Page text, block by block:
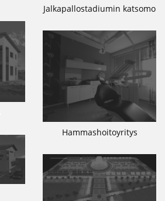
Jalkapallostadiumin katsomo
Hammashoitoyritys